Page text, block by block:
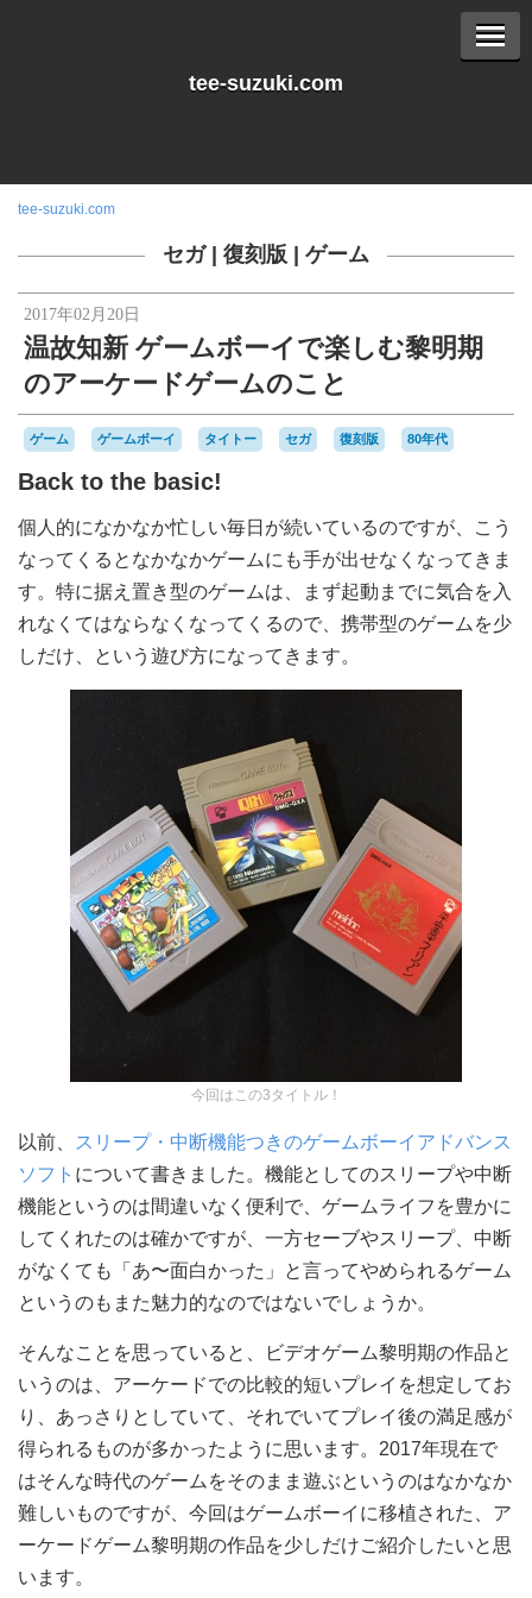
tee-suzuki.com
tee-suzuki.com
セガ| 復刻版 ゲーム
2017年02月20日
温故知新 ゲームボーイで楽しむ黎明期
のアーケードゲームのこと
ゲーム ゲームボーイ タイトー セガ 復刻版 80年代
Back to the basic!
個人的になかなか忙しい毎日が続いているのですが、こう
なってくるとなかなかゲームにも手が出せなくなってきま
す。特に据え置き型のゲームは、まず起動までに気合を入
れなくてはならなくなってくるので、携帯型のゲームを少
しだけ、という遊び方になってきます。
今回はこの3タイトル！
以前、
スリープ・中断機能つきのゲームボーイアドバンス
ソフト について書きました。機能としてのスリープや中断
機能というのは間違いなく便利で、ゲームライフを豊かに
してくれたのは確かですが、一方セーブやスリープ、中断
がなくても「あ〜面白かった」と言ってやめられるゲーム
というのもまた魅力的なのではないでしょうか。
そんなことを思っていると、ビデオゲーム黎明期の作品と
いうのは、アーケードでの比較的短いプレイを想定してお
り、あっさりとしていて、それでいてプレイ後の満足感が
得られるものが多かったように思います。2017年現在で
はそんな時代のゲームをそのまま遊ぶというのはなかなか
難しいものですが、今回はゲームボーイに移植された、ア
ーケードゲーム黎明期の作品を少しだけご紹介したいと思
います。